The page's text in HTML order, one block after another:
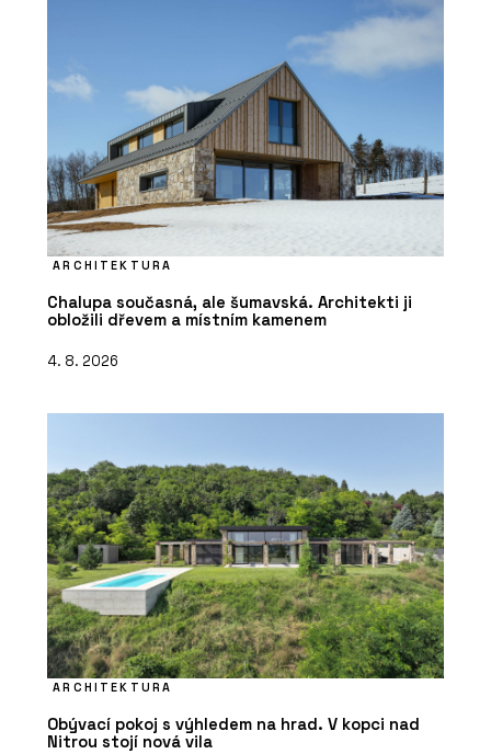
ARCHITEKTURA
Chalupa současná, ale šumavská. Architekti ji
obložili dřevem a místním kamenem
4. 8. 2026
ARCHITEKTURA
Obývací pokoj s výhledem na hrad. V kopci nad
Nitrou stojí nová vila